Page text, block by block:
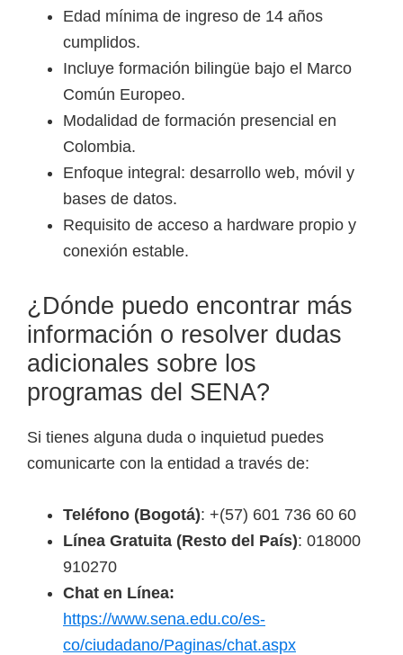
Edad mínima de ingreso de 14 años
cumplidos.
Incluye formación bilingüe bajo el Marco
Común Europeo.
Modalidad de formación presencial en
Colombia.
Enfoque integral: desarrollo web, móvil y
bases de datos.
Requisito de acceso a hardware propio y
conexión estable.
¿Dónde puedo encontrar más
información o resolver dudas
adicionales sobre los
programas del SENA?
Si tienes alguna duda o inquietud puedes
comunicarte con la entidad a través de:
Teléfono (Bogotá): +(57) 601 736 60 60
Línea Gratuita (Resto del País): 018000
910270
Chat en Línea:
https://www.sena.edu.co/es-
co/ciudadano/Paginas/chat.aspx